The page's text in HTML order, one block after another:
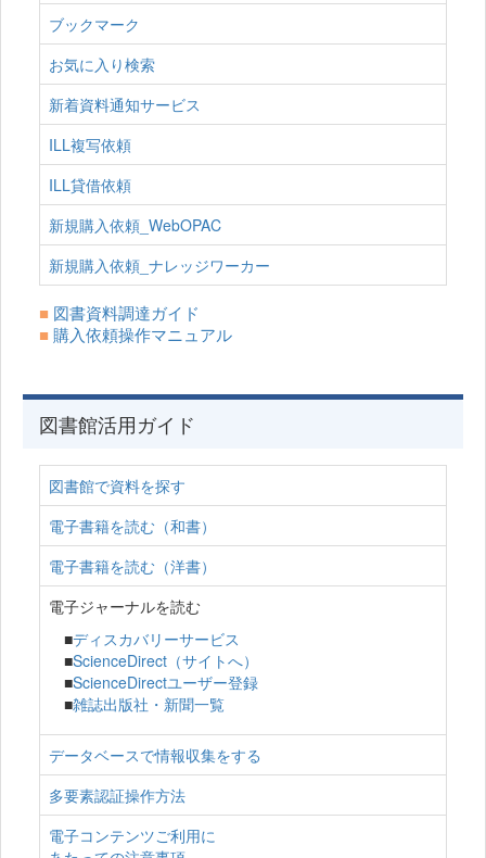
ブックマーク
お気に入り検索
新着資料通知サービス
ILL複写依頼
ILL貸借依頼
新規購入依頼_WebOPAC
新規購入依頼_ナレッジワーカー
■ 図書資料調達ガイド
■購入依頼操作マニュアル
図書館活用ガイド
図書館で資料を探す
電子書籍を読む（和書）
電子書籍を読む（洋書）
電子ジャーナルを読む
■ディスカバリーサービス
■ScienceDirect（サイトへ）
■ScienceDirectユーザー登録
■雑誌出版社・新聞一覧
データベースで情報収集をする
多要素認証操作方法
電子コンテンツご利用に